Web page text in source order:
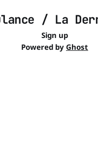
/ La
Sign up
Powered by Ghost